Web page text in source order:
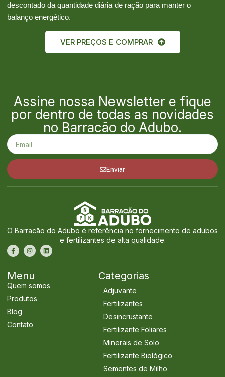
descontado da quantidade diária de ração para manter o
balanço energético.
VER PREÇOS E COMPRAR
Assine nossa Newsletter e fique
por dentro de todas as novidades
no Barracão do Adubo.
Enviar
O Barracão do Adubo é referência no fornecimento de adubos
e fertilizantes de alta qualidade.
Menu
Quem somos
Produtos
Blog
Contato
Categorias
Adjuvante
Fertilizantes
Desincrustante
Fertilizante Foliares
Minerais de Solo
Fertilizante Biológico
Sementes de Milho